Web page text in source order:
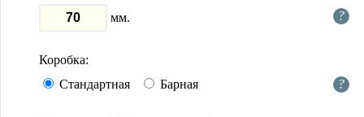
мм.
?
Коробка:
Стандартная
Барная ?